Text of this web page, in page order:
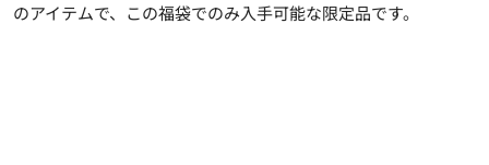
のアイテムで、この福袋でのみ入手可能な限定品です。